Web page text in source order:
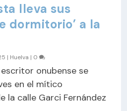
lleva sus
dormitorio’ a la
| Huelva | 0
onubense se
en el mítico
la calle Garci Fernández